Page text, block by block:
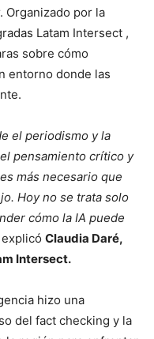
Organizado por la
Latam Intersect ,
sobre cómo
entorno donde las
el periodismo y la
pensamiento crítico y
más necesario que
Hoy no se trata solo
cómo la IA puede
explicó Claudia Daré,
Intersect.
hizo una
del fact checking y la